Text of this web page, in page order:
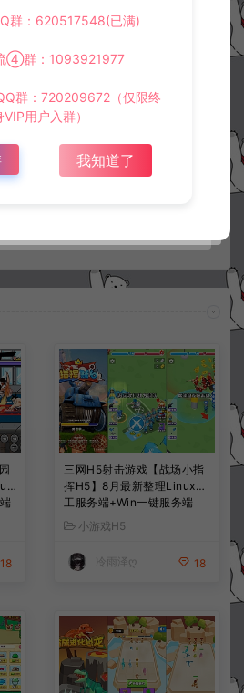
认解压密码：www.lyzwlkj.vip 复
解压即玩+详细搭建教程
下一篇：
18
三网H5射击游戏【战场小指
挥H5】8月最新整理Linux手
工服务端+Win一键服务端
+解压即玩+简易安卓客户端
+详细搭建教程
小游戏H5
冷雨泽ღ 18
群：620517548(已满)
④群：1093921977
群：720209672（仅限终
VIP用户入群）
我知道了